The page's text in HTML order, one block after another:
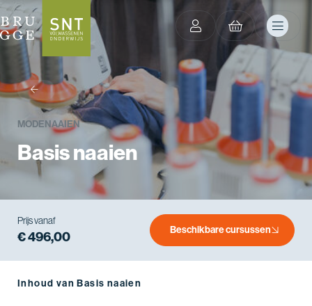
Prijs vanaf
€ 496,00 Beschikbare cursussen
terug
MODENAAIEN
Basis naaien
Inhoud van Basis naaien